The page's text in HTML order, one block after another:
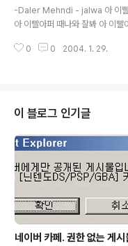
-Daler Mehndi - jalwa 아 이빨
아 이빨아퍼 때나와 잘봐 아 이빨
와 물기 맑기 가 옛서방 때래 색
어깨에 라면자락 숭숭숭숭숭 꿈
들었으까니까 곧 극락가니까 네
0 0 2004. 1. 29.
이 블로그 인기글
네이버 카페. 권한 없는 게시